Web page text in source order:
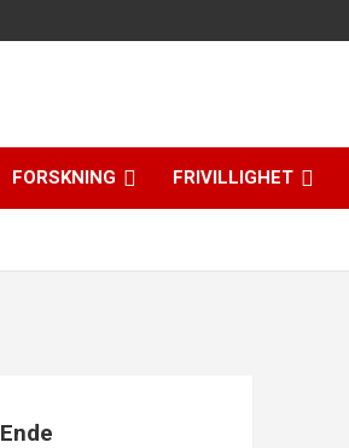
FORSKNING FRIVILLIGHET